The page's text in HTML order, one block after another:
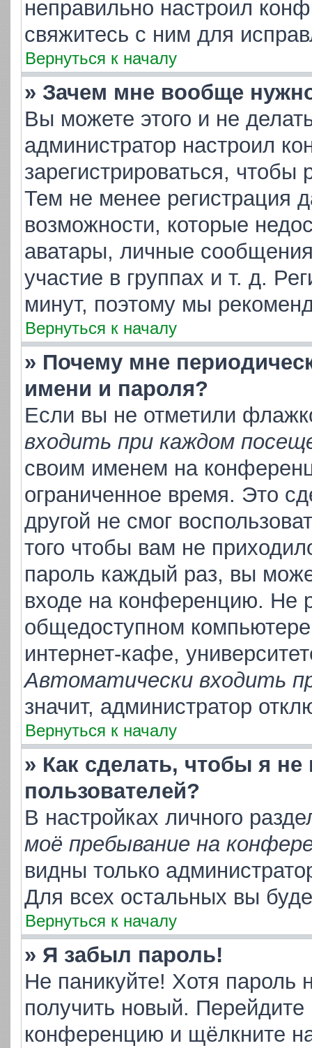
неправильно настроил
свяжитесь с ним для
Вернуться к началу
» Зачем мне вообще
Вы можете этого и не
администратор настроил
зарегистрироваться,
Тем не менее регистрация
возможности, которые
аватары, личные
участие в группах и т. д.
минут, поэтому мы
Вернуться к началу
» Почему мне
имени и пароля?
Если вы не отметили
входить при каждом
своим именем на
ограниченное время. Это
другой не смог
того чтобы вам не
пароль каждый раз, вы
входе на конференцию. Не
общедоступном
интернет-кафе,
Автоматически входить
значит, администратор
Вернуться к началу
» Как сделать, чтобы я
пользователей?
В настройках личного
моё пребывание на
видны только
Для всех остальных вы
Вернуться к началу
» Я забыл пароль!
Не паникуйте! Хотя пароль
получить новый.
конференцию и щёлкните